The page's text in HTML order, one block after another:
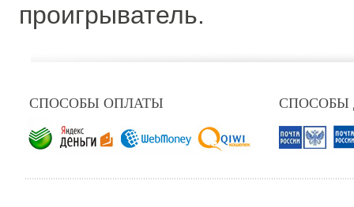
проигрыватель.
СПОСОБЫ ОПЛАТЫ СПОСОБЫ